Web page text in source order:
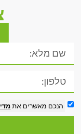
הנכם מאשרים את